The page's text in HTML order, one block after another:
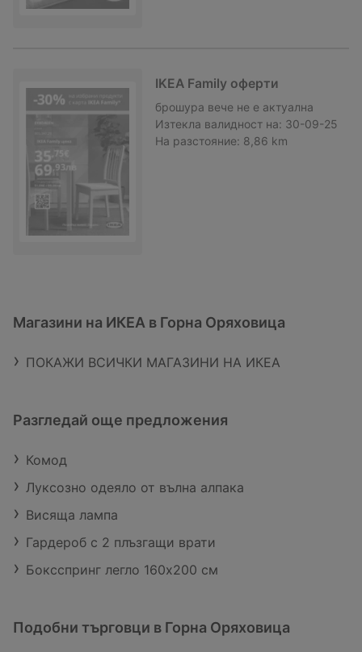
IKEA Family оферти
брошура вече не е актуална
Изтекла валидност на: 30-09-25
На разстояние: 8,86 km
Магазини на ИКЕА в Горна Оряховица
ПОКАЖИ ВСИЧКИ МАГАЗИНИ НА ИКЕА
Разгледай още предложения
Комод
Луксозно одеяло от вълна алпака
Висяща лампа
Гардероб с 2 плъзгащи врати
Боксспринг легло 160х200 см
Подобни търговци в Горна Оряховица